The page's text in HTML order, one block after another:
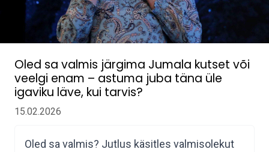
Oled sa valmis järgima Jumala kutset või
veelgi enam – astuma juba täna üle
igaviku läve, kui tarvis?
15.02.2026
Oled sa valmis? Jutlus käsitles valmisolekut